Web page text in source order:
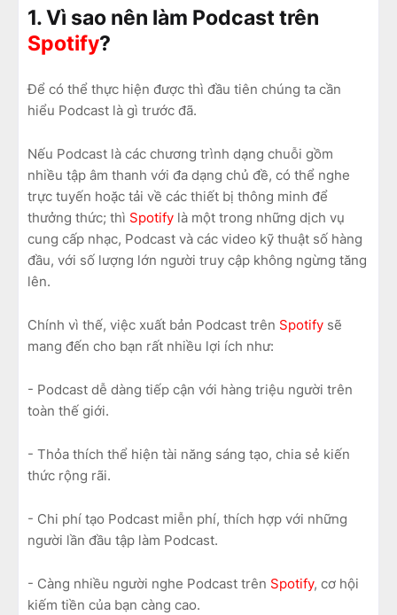
1. Vì sao nên làm Podcast trên
Spotify?
Để có thể thực hiện được thì đầu tiên chúng ta cần
hiểu Podcast là gì trước đã.
Nếu Podcast là các chương trình dạng chuỗi gồm
nhiều tập âm thanh với đa dạng chủ đề, có thể nghe
trực tuyến hoặc tải về các thiết bị thông minh để
thưởng thức; thì Spotify là một trong những dịch vụ
cung cấp nhạc, Podcast và các video kỹ thuật số hàng
đầu, với số lượng lớn người truy cập không ngừng tăng
lên.
Chính vì thế, việc xuất bản Podcast trên Spotify sẽ
mang đến cho bạn rất nhiều lợi ích như:
- Podcast dễ dàng tiếp cận với hàng triệu người trên
toàn thế giới.
- Thỏa thích thể hiện tài năng sáng tạo, chia sẻ kiến
thức rộng rãi.
- Chi phí tạo Podcast miễn phí, thích hợp với những
người lần đầu tập làm Podcast.
- Càng nhiều người nghe Podcast trên Spotify, cơ hội
kiếm tiền của bạn càng cao.